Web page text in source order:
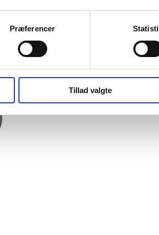
Præferencer
Tillad valgte